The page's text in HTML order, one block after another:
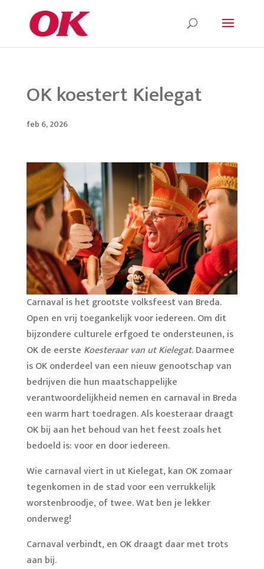
OK koestert Kielegat
feb 6, 2026
Carnaval is het grootste volksfeest van Breda.
Open en vrij toegankelijk voor iedereen. Om dit
bijzondere culturele erfgoed te ondersteunen, is
OK de eerste Koesteraar van ut Kielegat. Daarmee
is OK onderdeel van een nieuw genootschap van
bedrijven die hun maatschappelijke
verantwoordelijkheid nemen en carnaval in Breda
een warm hart toedragen. Als koesteraar draagt
OK bij aan het behoud van het feest zoals het
bedoeld is: voor en door iedereen.
Wie carnaval viert in ut Kielegat, kan OK zomaar
tegenkomen in de stad voor een verrukkelijk
worstenbroodje, of twee. Wat ben je lekker
onderweg!
Carnaval verbindt, en OK draagt daar met trots
aan bij.